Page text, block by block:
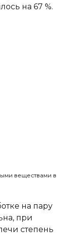
на 67 %.
веществами в
на пару
при
степень